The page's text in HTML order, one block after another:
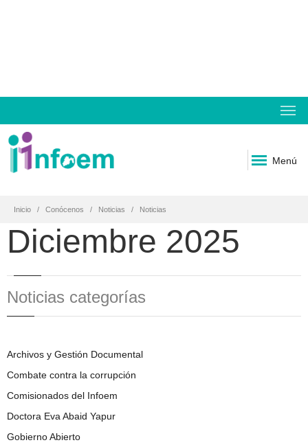
Menú
Inicio Conócenos Noticias Noticias
Diciembre 2025
Noticias categorías
Archivos y Gestión Documental
Combate contra la corrupción
Comisionados del Infoem
Doctora Eva Abaid Yapur
Gobierno Abierto